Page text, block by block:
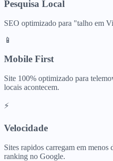
Pesquisa Local
SEO optimizado para "talho em
📱
Mobile First
Site 100% optimizado para
locais acontecem.
⚡
Velocidade
Sites rapidos carregam em menos
ranking no Google.